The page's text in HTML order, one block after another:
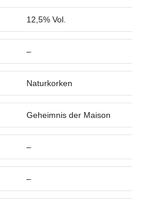
12,5% Vol.
–
Naturkorken
Geheimnis der Maison
–
–